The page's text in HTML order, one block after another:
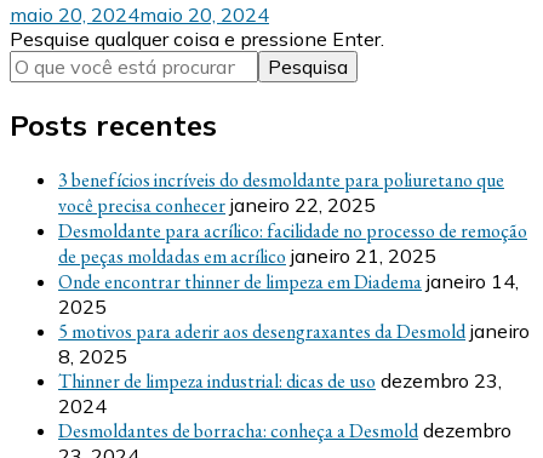
maio 20, 2024maio 20, 2024
Procurando
algo?
Pesquise qualquer coisa e pressione Enter.
Posts recentes
3 benefícios incríveis do desmoldante para poliuretano que
você precisa conhecer janeiro 22, 2025
Desmoldante para acrílico: facilidade no processo de remoção
de peças moldadas em acrílico janeiro 21, 2025
Onde encontrar thinner de limpeza em Diadema janeiro 14,
2025
5 motivos para aderir aos desengraxantes da Desmold janeiro
8, 2025
Thinner de limpeza industrial: dicas de uso dezembro 23,
2024
Desmoldantes de borracha: conheça a Desmold dezembro